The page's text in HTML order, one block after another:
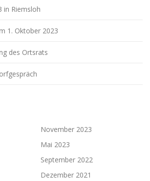
in Riemsloh
1. Oktober 2023
des Ortsrats
November 2023
Mai 2023
September 2022
Dezember 2021